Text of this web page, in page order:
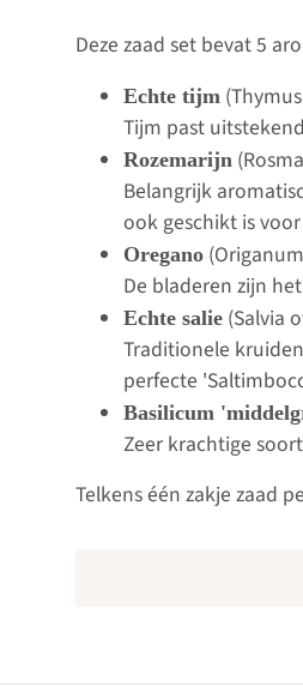
Deze zaad set bevat 5
Echte tijm
Tijm past
Rozemarijn
Belangrijk
ook geschikt is
Oregano
De bladeren zijn
Echte salie (Salvia
Traditionele
perfecte
Basilicum
Zeer krachtige
Telkens één zakje zaad